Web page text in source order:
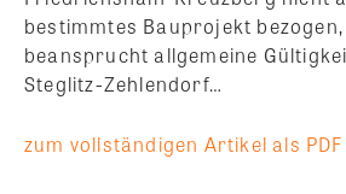
bestimmtes Bauprojekt
beansprucht allgemeine
Steglitz-Zehlendorf…
zum vollständigen Artikel als PDF